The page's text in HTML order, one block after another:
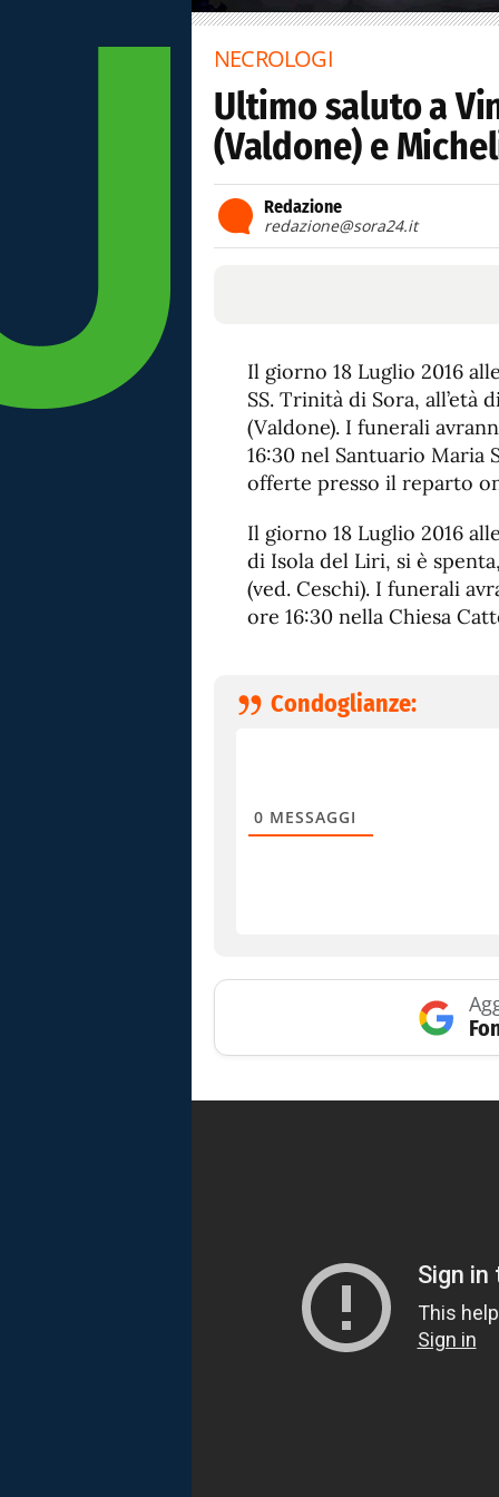
NECROLOGI
Ultimo saluto a
(Valdone) e
Redazione
redazione@sora24.it
Il giorno 18 Luglio 2016
SS. Trinità di Sora, all’età
(Valdone). I funerali
16:30 nel Santuario Maria
offerte presso il reparto
Il giorno 18 Luglio 2016
di Isola del Liri, si è
(ved. Ceschi). I funerali
ore 16:30 nella Chiesa
Condoglianze:
0 MESSAGGI